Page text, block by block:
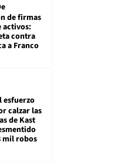
de firmas
activos:
contra
a Franco
esfuerzo
calzar las
de Kast
mil robos